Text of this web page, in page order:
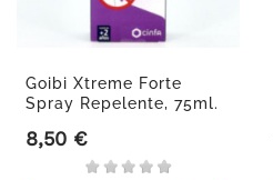
Goibi Xtreme Forte
Spray Repelente, 75ml.
Precio
8,50 €